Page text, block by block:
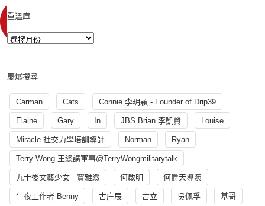
重溫庫
慶爆搜尋
Carman Cats Connie 李玥穎 - Founder of Drip39
Elaine Gary In JBS Brian 李凱賢 Louise
Miracle 社交力學培訓導師 Norman Ryan
Terry Wong 王總講軍事@TerryWongmilitarytalk
九十後文藝少女 - 賈雅緻 何啟明 何爵天導演
午夜工作者 Benny 古庄辰 古立 吳佩孚 基哥